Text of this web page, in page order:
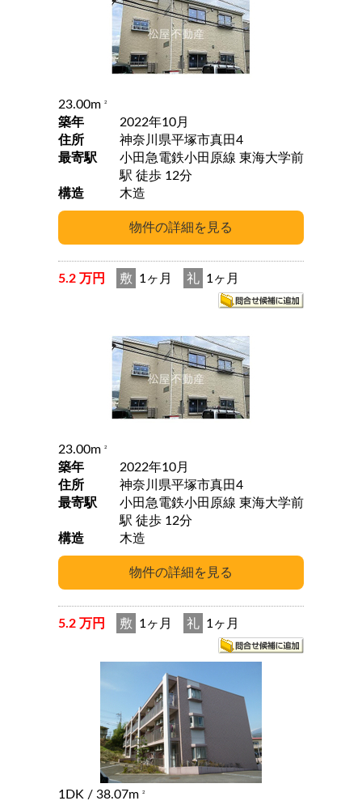
23.00m 2
築年
2022年10月
住所
神奈川県平塚市真田4
最寄駅
小田急電鉄小田原線 東海大学前
駅 徒歩 12分
構造
木造
5.2 万円 敷 1ヶ月 礼 1ヶ月
23.00m 2
築年
2022年10月
住所
神奈川県平塚市真田4
最寄駅
小田急電鉄小田原線 東海大学前
駅 徒歩 12分
構造
木造
5.2 万円 敷 1ヶ月 礼 1ヶ月
1DK / 38.07m 2